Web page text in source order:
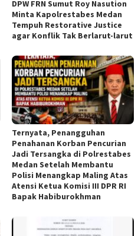
DPW FRN Sumut Roy Nasution
Minta Kapolrestabes Medan
Tempuh Restorative Justice
agar Konflik Tak Berlarut-larut
Ternyata, Penangguhan
Penahanan Korban Pencurian
Jadi Tersangka di Polrestabes
Medan Setelah Membantu
Polisi Menangkap Maling Atas
Atensi Ketua Komisi III DPR RI
Bapak Habiburokhman